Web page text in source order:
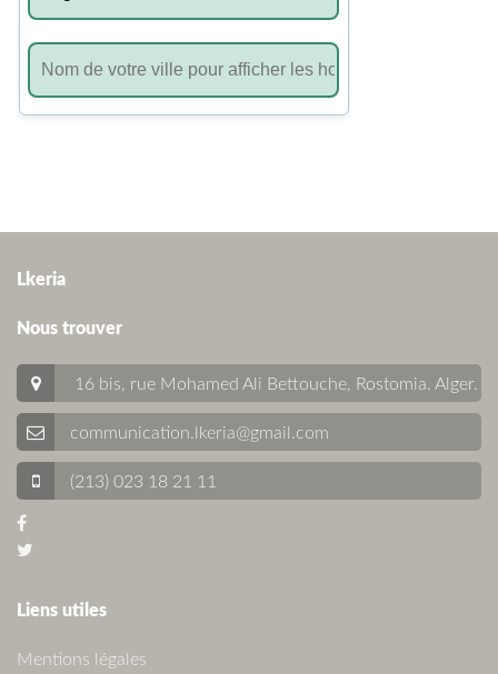
Lkeria
Nous trouver
16 bis, rue Mohamed Ali Bettouche, Rostomia. Alger.
communication.lkeria@gmail.com
(213) 023 18 21 11
Liens utiles
Mentions légales